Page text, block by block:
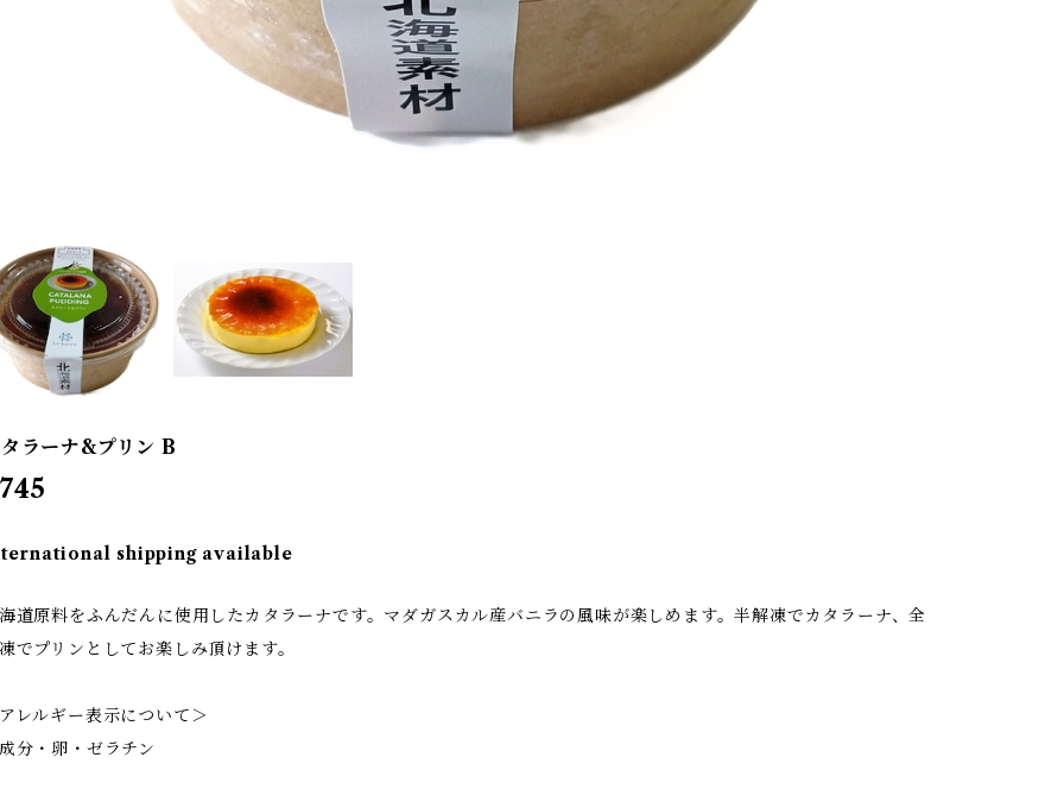
ラーナ&プリン B
shipping available
道原料をふんだんに使用したカタラーナです。マダガスカル産バニラの風味が楽しめます。半解凍でカタラーナ、全
でプリンとしてお楽しみ頂けます。
レルギー表示について＞
分・卵・ゼラチン